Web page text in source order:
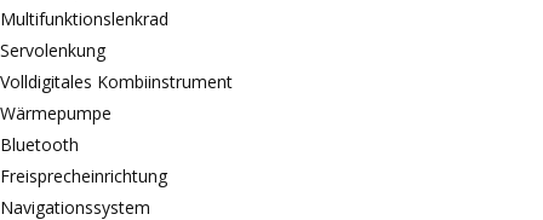
Multifunktionslenkrad
Servolenkung
Volldigitales Kombiinstrument
Wärmepumpe
Bluetooth
Freisprecheinrichtung
Navigationssystem